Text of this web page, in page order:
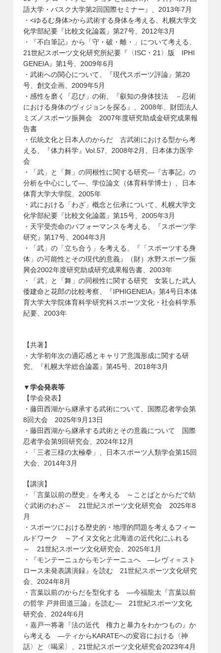
語大学・バスク大学第2回国際セミナー』、2013年7月
・<ゆるむ身体>から武術する身体を考える、札幌大学文
化学部紀要『比較文化論叢』第27号、2012年3月
・『不白筆記』から「守・破・離・」について考える、
21世紀スポーツ文化研究所紀要『〈ISC・21〉版 IPHI
GENEIA』第1号、2009年6月
・武術への関心について、『現代スポーツ評論』第20
号、創文企画、2009年5月
・感性を磨く「忍び」の術、『叡知の身体技法 －忍術
における身体のヴィジョンを探る』、2008年、財団法人
ミズノスポーツ振興会 2007年度研究助成金研究成果報
告書
・伝統文化と日本人のからだ 古武術における型から考
える、『体力科学』Vol.57、2008年2月、日本体力医学
会
・「武」と「舞」の同根性に関する研究―『古事記』の
分析を中心にして―、学位論文（体育科学博士）、日本
体育大学大学院、2005年
・武における「わざ」概念と伝承について、札幌大学文
化学部紀要『比較文化論叢』第15号、2005年3月
・天宇受売命のパフォーマンスを考える、『スポーツ学
研究』第17号、2004年3月
・「武」の「立ち合う」を考える、『「スポーツする身
体」の可能性とその現代的意義』（財）水野スポーツ振
興会2002年度研究助成研究成果報告書、2003年
・「武」と「舞」の同根性に関する研究 女装した武人
倭建命と花郎の比較考察、『IPHIGENEIA』第4号日本体
育大学大学院体育科学研究科スポーツ文化・社会科学系
紀要、2003年
【共著】
・大学初年次の適応感とキャリア意識形成に関する研
究、『札幌大学総合論叢』第45号、2018年3月
▼学会発表等
【学会発表】
・藤田西湖から継承する武術について、国際忍者学会第
8回大会 2025年9月13日
・藤田西湖から継承する武術とその意義について 国際
忍者学会第9回研究会、2024年12月
・「三者三様の太極拳」、日本スポーツ人類学会第15回
大会、2014年3月
【講演】
・「言葉以前の歴史」を考える ～ことばとからだで紡
ぐ武術のわざ～ 21世紀スポーツ文化研究会 2025年8
月
・スポーツにおける歴史的・地理的問題を考えるフィー
ルドワーク ～アイヌ文化と北海道の近代化にふれる
～ 21世紀スポーツ文化研究会、2025年1月
・『モンテーニュからモンテーニュへ ―レヴィ＝スト
ロース未発表講演録』を読む 21世紀スポーツ文化研究
会、2024年8月
・言葉以前のからだを型化する ―今福龍太『言葉以前
の哲学 戸井田道三論』を読む― 21世紀スポーツ文化
研究会、2024年6月
・嘉戸一将著『法の近代 権力と暴力をわかつもの』か
ら考える ―ティからKARATEへの変容における〈神
話〉と〈喝采〉、21世紀スポーツ文化研究会2023年4月